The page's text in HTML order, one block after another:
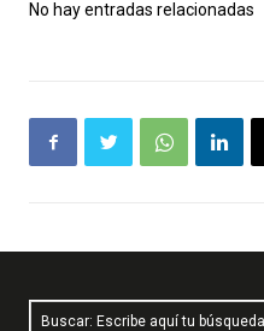
No hay entradas relacionadas
Buscar: Escribe aquí tu búsqueda